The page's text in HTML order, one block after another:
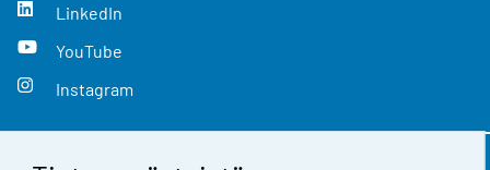
LinkedIn
YouTube
Instagram